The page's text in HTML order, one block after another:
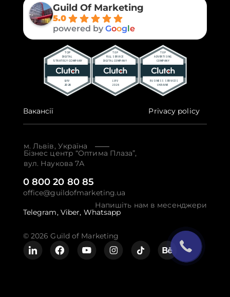
Guild Of Marketing
5.0
powered by Google
Вакансії Privacy policy
м. Львів, Україна
Бізнес центр “Оптима Плаза”,
вул. Наукова 7А
0 800 20 80 85
office@guildofmarketing.ua
Напишіть нам в месенджери
Telegram, Viber, Whatsapp
© 2026 Guild of Marketing